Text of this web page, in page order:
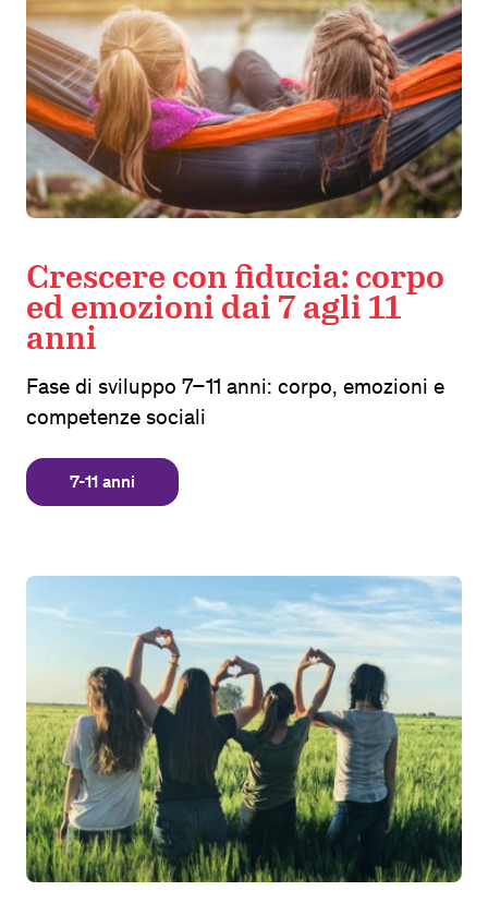
Crescere con fiducia: corpo
ed emozioni dai 7 agli 11
anni
Fase di sviluppo 7–11 anni: corpo, emozioni e
competenze sociali
7-11 anni